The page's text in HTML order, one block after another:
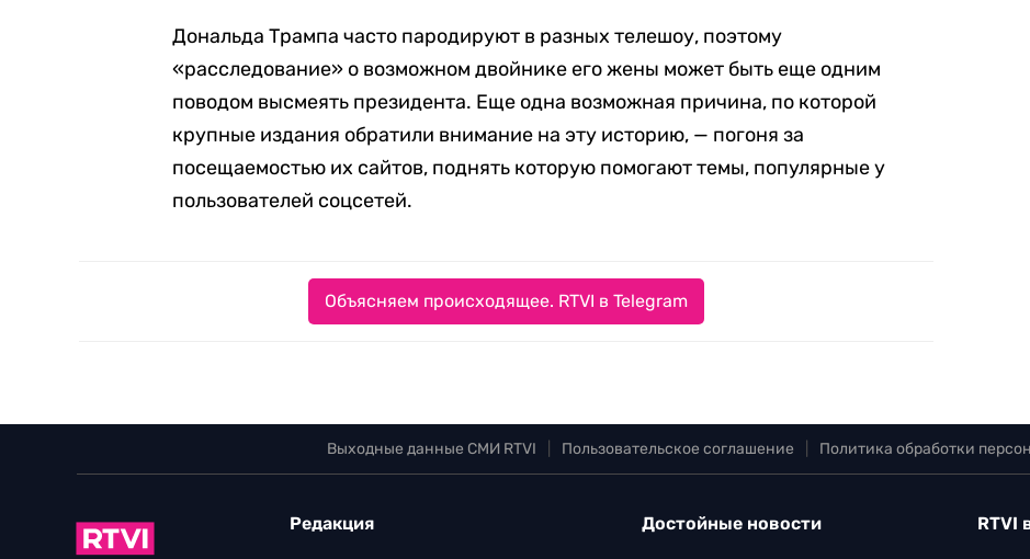
Дональда Трампа часто пародируют в разных телешоу, поэтому
«расследование» о возможном двойнике его жены может быть еще одним
поводом высмеять президента. Еще одна возможная причина, по которой
крупные издания обратили внимание на эту историю, — погоня за
посещаемостью их сайтов, поднять которую помогают темы, популярные у
пользователей соцсетей.
Объясняем происходящее. RTVI в Telegram
Выходные данные СМИ RTVI Пользовательское соглашение Политика обработки
Редакция Достойные новости RTVI